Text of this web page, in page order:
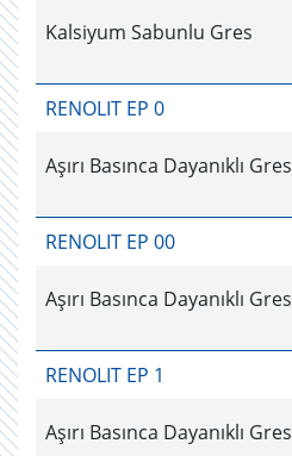
Kalsiyum Sabunlu Gres
RENOLIT EP 0
Aşırı Basınca Dayanıklı Gres
RENOLIT EP 00
Aşırı Basınca Dayanıklı Gres
RENOLIT EP 1
Aşırı Basınca Dayanıklı Gres